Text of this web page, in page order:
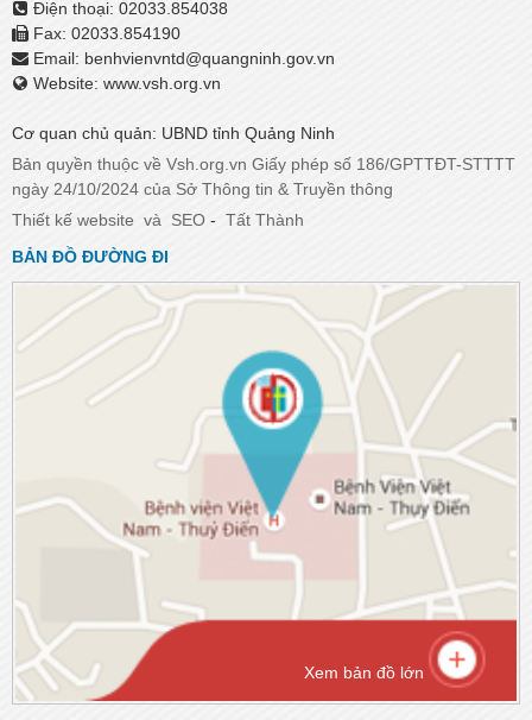
Điện thoại: 02033.854038
Fax: 02033.854190
Email: benhvienvntd@quangninh.gov.vn​​​​​​​
Website: www.vsh.org.vn
Cơ quan chủ quản: UBND tỉnh Quảng Ninh
Bản quyền thuộc về Vsh.org.vn Giấy phép số 186/GPTTĐT-STTTT
ngày 24/10/2024 của Sở Thông tin & Truyền thông
Thiết kế website và SEO - Tất Thành
BẢN ĐỒ ĐƯỜNG ĐI
Xem bản đồ lớn